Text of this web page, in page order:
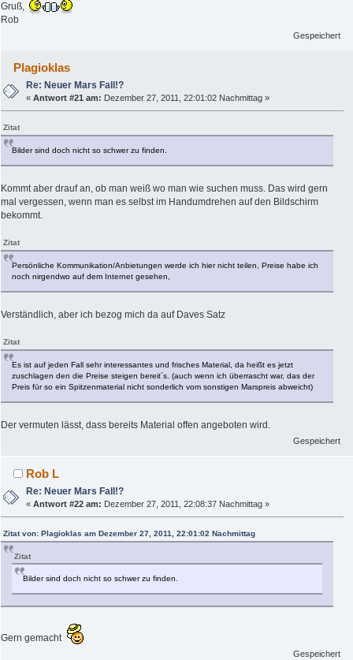
Gruß,
Rob
Gespeichert
Plagioklas
Re: Neuer Mars Fall!?
«Antwort #21 am: Dezember 27, 2011, 22:01:02 Nachmittag »
Zitat
Bilder sind doch nicht so schwer zu finden.
Kommt aber drauf an, ob man weiß wo man wie suchen muss. Das wird gern
mal vergessen, wenn man es selbst im Handumdrehen auf den Bildschirm
bekommt.
Zitat
Persönliche Kommunikation/Anbietungen werde ich hier nicht teilen, Preise habe ich
noch nirgendwo auf dem Internet gesehen,
Verständlich, aber ich bezog mich da auf Daves Satz
Zitat
Es ist auf jeden Fall sehr interessantes und frisches Material, da heißt es jetzt
zuschlagen den die Preise steigen bereit´s. (auch wenn ich überrascht war, das der
Preis für so ein Spitzenmaterial nicht sonderlich vom sonstigen Marspreis abweicht)
Der vermuten lässt, dass bereits Material offen angeboten wird.
Gespeichert
Rob L
Re: Neuer Mars Fall!?
«Antwort #22 am: Dezember 27, 2011, 22:08:37 Nachmittag »
Zitat von: Plagioklas am Dezember 27, 2011, 22:01:02 Nachmittag
Zitat
Bilder sind doch nicht so schwer zu finden.
Gern gemacht
Gespeichert